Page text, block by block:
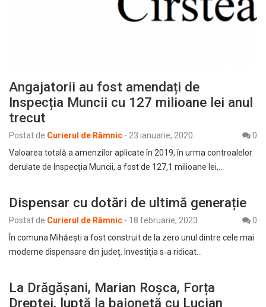
Angajatorii au fost amendați de
Inspecția Muncii cu 127 milioane lei anul
trecut
Postat de Curierul de Râmnic - 23 ianuarie, 2020
0
Valoarea totală a amenzilor aplicate în 2019, în urma controalelor
derulate de Inspecția Muncii, a fost de 127,1 milioane lei,…
Dispensar cu dotări de ultimă generație
Postat de Curierul de Râmnic - 18 februarie, 2023
0
În comuna Mihăeşti a fost construit de la zero unul dintre cele mai
moderne dispensare din judeţ. Investiţia s-a ridicat…
La Drăgășani, Marian Roșca, Forța
Dreptei, luptă la baionetă cu Lucian